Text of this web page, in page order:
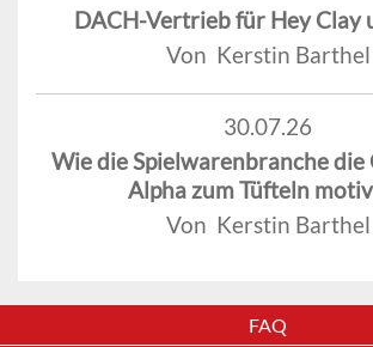
DACH-Vertrieb für Hey Clay
Von Kerstin Barthel
30.07.26
Wie die Spielwarenbranche die
Alpha zum Tüfteln
Von Kerstin Barthel
FAQ